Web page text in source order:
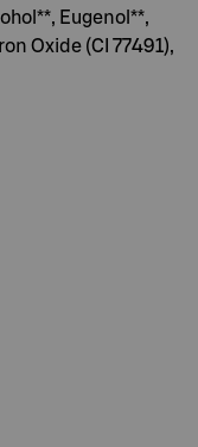
Eugenol**,
Oxide (CI 77491),